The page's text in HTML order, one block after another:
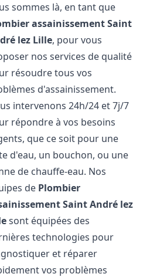
sommes là, en tant que
assainissementSaint
lez Lille, pour vous
nos services de qualité
résoudre tous vos
d'assainissement.
intervenons 24h/24 et 7j/7
répondre à vos besoins
que ce soit pour une
d'eau, un bouchon, ou une
de chauffe-eau. Nos
de Plombier
Saint André lez
sont équipées des
technologies pour
et réparer
vos problèmes